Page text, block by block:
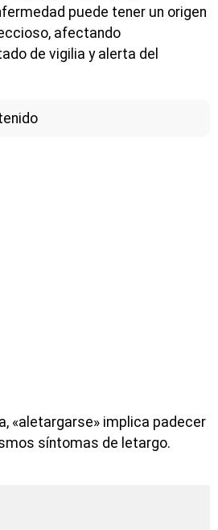
puede tener un origen
afectando
de vigilia y alerta del
«aletargarse» implica padecer
síntomas de letargo.